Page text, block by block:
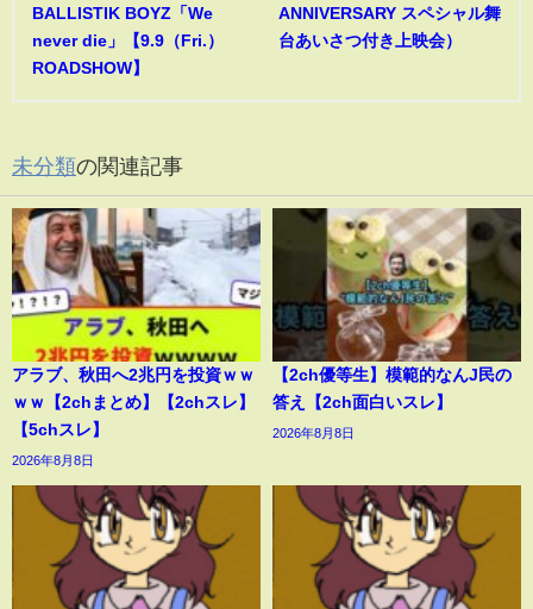
BALLISTIK BOYZ「We
never die」【9.9（Fri.）
ROADSHOW】
ANNIVERSARY スペシャル舞
台あいさつ付き上映会）
未分類の関連記事
アラブ、秋田へ2兆円を投資ｗｗ
ｗｗ【2chまとめ】【2chスレ】
【5chスレ】
2026年8月8日
【2ch優等生】模範的なんJ民の
答え【2ch面白いスレ】
2026年8月8日